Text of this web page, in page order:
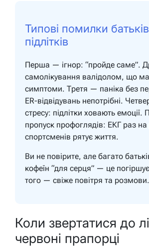
Типові помилки батьків
підлітків
Перша — ігнор: “пройде саме”.
самолікування валідолом, що
симптоми. Третя — паніка без
ER-відвідувань непотрібні.
стресу: підлітки ховають емоції.
пропуск профоглядів: ЕКГ раз на
спортсменів рятує життя.
Ви не повірите, але багато
кофеїн “для серця” — це
того — свіже повітря та розмови.
Коли звертатися до
червоні прапорці